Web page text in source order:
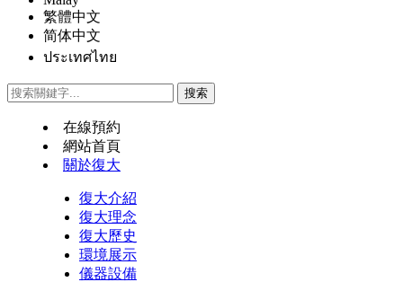
繁體中文
简体中文
ประเทศไทย
在線預約
網站首頁
關於復大
復大介紹
復大理念
復大歷史
環境展示
儀器設備